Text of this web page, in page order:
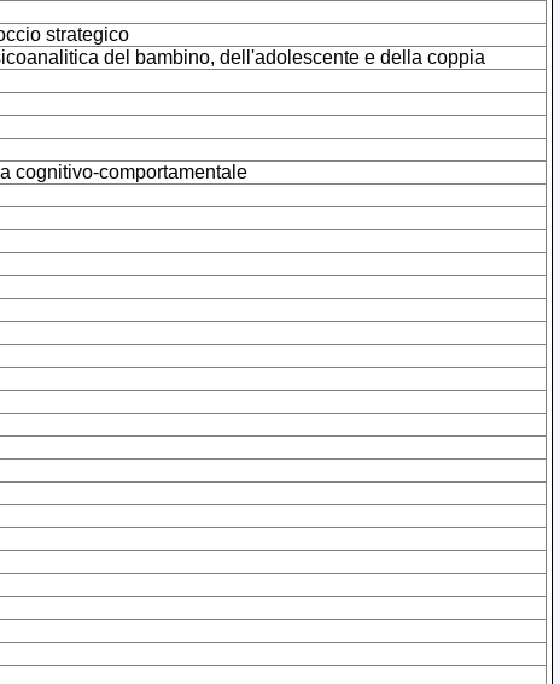
strategico
del bambino, dell'adolescente e della coppia
cognitivo-comportamentale